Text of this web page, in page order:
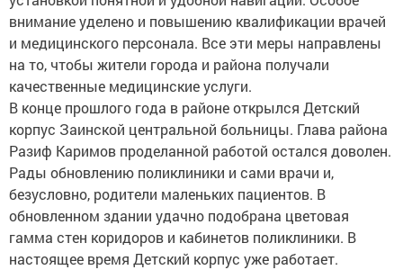
внимание уделено и повышению квалификации врачей
и медицинского персонала. Все эти меры направлены
на то, чтобы жители города и района получали
качественные медицинские услуги.
В конце прошлого года в районе открылся Детский
корпус Заинской центральной больницы. Глава района
Разиф Каримов проделанной работой остался доволен.
Рады обновлению поликлиники и сами врачи и,
безусловно, родители маленьких пациентов. В
обновленном здании удачно подобрана цветовая
гамма стен коридоров и кабинетов поликлиники. В
настоящее время Детский корпус уже работает.